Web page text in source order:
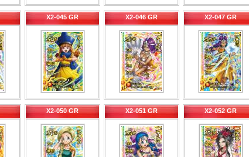
X2-045 GR X2-046 GR X2-047 GR
X2-050 GR X2-051 GR X2-052 GR